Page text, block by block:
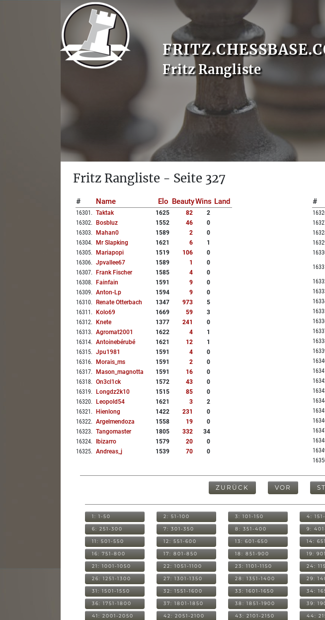
Fritz Rangliste
Fritz Rangliste - Seite 327
# Name Elo BeautyWins Land
16301 . Taktak 1625 82
2
16302. Bosbluz 1552 46
0
16303. Mahan0 1589 2
0
16304. Mr Slapking 1621 6
1
16305. Mariapopi 1519 106
0
16306. Jpvallee67 1589 1
0
16307. Frank Fischer 1585 4
0
16308. Fainfain 1591 9
0
16309. Anton-Lp 1594 9
0
16310. Renate Otterbach 1347 973
5
16311 . Kolo69 1669 59
3
16312. Knete 1377 241
0
16313. Agromat2001 1622 4
1
16314. Antoinebérubé 1621 12
1
16315. Jpu1981 1591 4
0
16316. Morais_ms 1591 2
0
16317. Mason_magnotta 1591 16
0
16318. On3cl1ck 1572 43
0
16319. Longdz2k10 1515 85
0
16320. Leopold54 1621 3
2
16321 . Hienlong 1422 231
0
16322. Argelmendoza 1558 19
0
16323. Tangomaster 1805 332
34
16324. Ibizarro 1579 20
0
16325. Andreas_j 1539 70 0
#
ZURÜCK VOR
1: 1-50 2: 51-100 3: 101-150 4:
6: 251-300 7: 301-350 8: 351-400 9:
11: 501-550 12: 551-600 13: 601-650 14:
16: 751-800 17: 801-850 18: 851-900 19:
21: 1001-1050 22: 1051-1100 23: 1101-1150 24:
26: 1251-1300 27: 1301-1350 28: 1351-1400 29:
31: 1501-1550 32: 1551-1600 33: 1601-1650 34:
36: 1751-1800 37: 1801-1850 38: 1851-1900 39:
41: 2001-2050 42: 2051-2100 43: 2101-2150 44: